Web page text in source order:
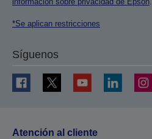
*Se aplican restricciones
Síguenos
Atención al cliente